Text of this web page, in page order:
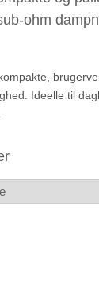
ohm
Ideelle til
Sorteret
efter
seneste